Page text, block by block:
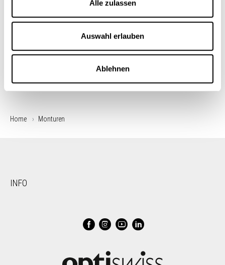
Alle zulassen
Auswahl erlauben
Ablehnen
Home Monturen
INFO